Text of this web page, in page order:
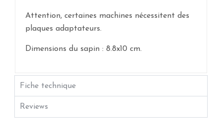
Attention, certaines machines nécessitent des
plaques adaptateurs.
Dimensions du sapin : 8.8x10 cm.
Fiche technique
Reviews